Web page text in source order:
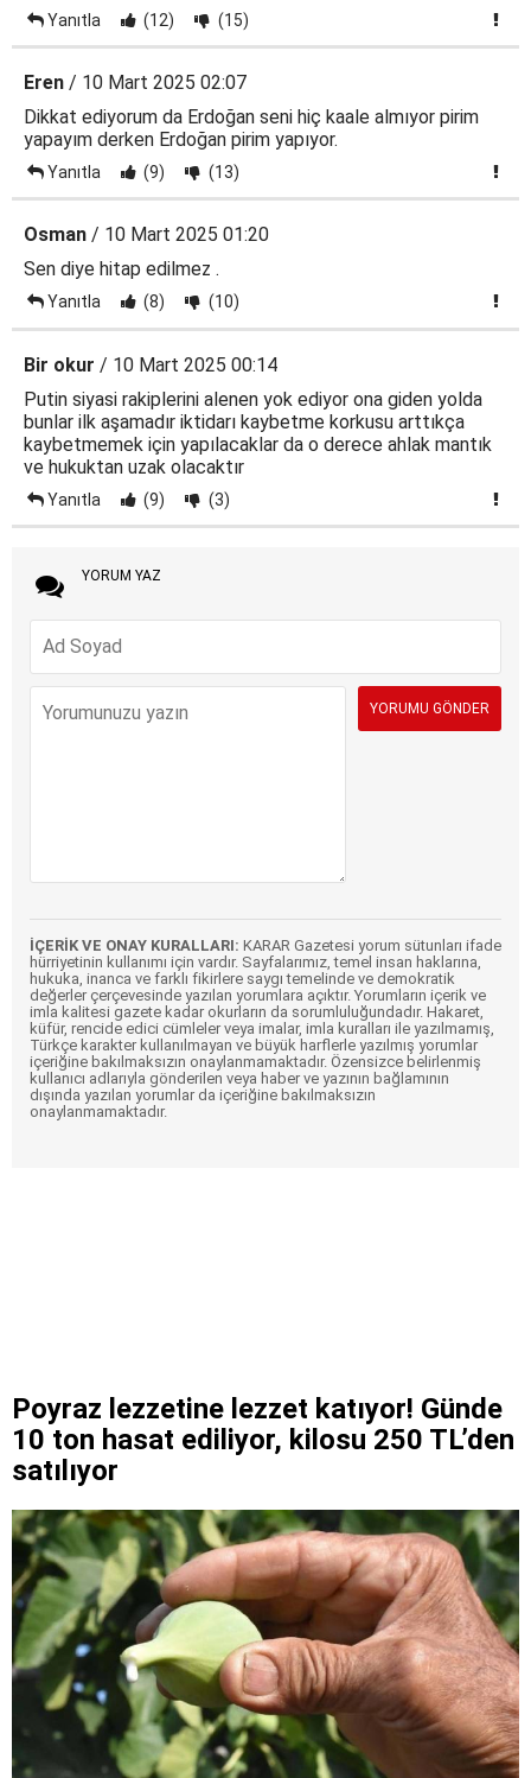
Yanıtla (12) (15)
Eren / 10 Mart 2025 02:07
Dikkat ediyorum da Erdoğan seni hiç kaale almıyor pirim
yapayım derken Erdoğan pirim yapıyor.
Yanıtla (9) (13)
Osman / 10 Mart 2025 01:20
Sen diye hitap edilmez .
Yanıtla (8) (10)
Bir okur / 10 Mart 2025 00:14
Putin siyasi rakiplerini alenen yok ediyor ona giden yolda
bunlar ilk aşamadır iktidarı kaybetme korkusu arttıkça
kaybetmemek için yapılacaklar da o derece ahlak mantık
ve hukuktan uzak olacaktır
Yanıtla (9) (3)
YORUM YAZ
İÇERİK VE ONAY KURALLARI: KARAR Gazetesi yorum sütunları ifade
hürriyetinin kullanımı için vardır. Sayfalarımız, temel insan haklarına,
hukuka, inanca ve farklı fikirlere saygı temelinde ve demokratik
değerler çerçevesinde yazılan yorumlara açıktır. Yorumların içerik ve
imla kalitesi gazete kadar okurların da sorumluluğundadır. Hakaret,
küfür, rencide edici cümleler veya imalar, imla kuralları ile yazılmamış,
Türkçe karakter kullanılmayan ve büyük harflerle yazılmış yorumlar
içeriğine bakılmaksızın onaylanmamaktadır. Özensizce belirlenmiş
kullanıcı adlarıyla gönderilen veya haber ve yazının bağlamının
dışında yazılan yorumlar da içeriğine bakılmaksızın
onaylanmamaktadır.
Poyraz lezzetine lezzet katıyor! Günde
10 ton hasat ediliyor, kilosu 250 TL’den
satılıyor